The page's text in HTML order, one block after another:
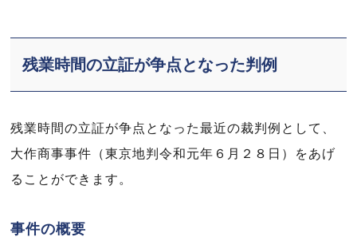
残業時間の立証が争点となった判例
残業時間の立証が争点となった最近の裁判例として、
大作商事事件（東京地判令和元年６月２８日）をあげ
ることができます。
事件の概要